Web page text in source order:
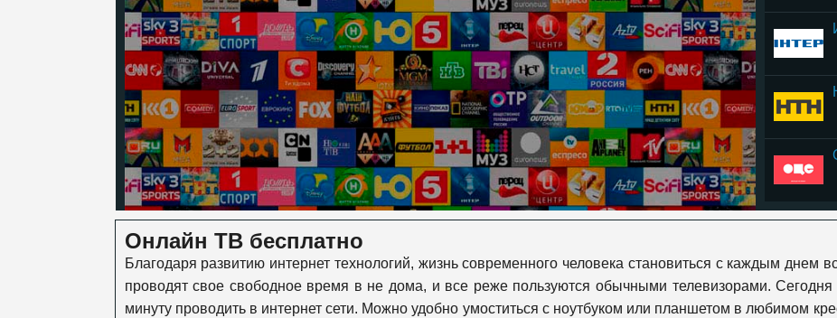
Онлайн ТВ бесплатно
Благодаря развитию интернет технологий, жизнь современного человека становиться с каждым
проводят свое свободное время в не дома, и все реже пользуются обычными телевизорами.
минуту проводить в интернет сети. Можно удобно умоститься с ноутбуком или планшетом в любимом